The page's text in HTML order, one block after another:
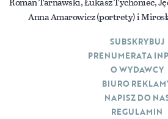
Anna Amarowicz (portrety) i
SUBSKRYBUJ
PRENUMERATA
O WYDAWCY
BIURO
NAPISZ DO
REGULAMIN